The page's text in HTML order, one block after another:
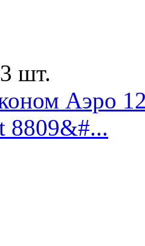
шт.
Аэро
8809&#...